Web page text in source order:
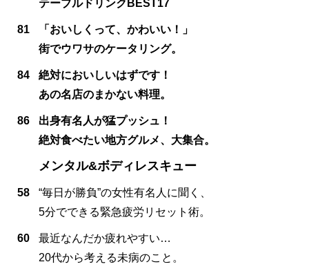
テーブルドリンクBEST17
81
「おいしくって、かわいい！」
街でウワサのケータリング。
84
絶対においしいはずです！
あの名店のまかない料理。
86
出身有名人が猛プッシュ！
絶対食べたい地方グルメ、大集合。
メンタル&ボディレスキュー
58
“毎日が勝負”の女性有名人に聞く、
5分でできる緊急疲労リセット術。
60
最近なんだか疲れやすい…
20代から考える未病のこと。